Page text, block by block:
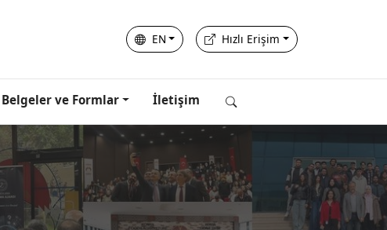
EN Hızlı Erişim
Belgeler ve Formlar İletişim